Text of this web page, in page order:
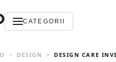
CATEGORII
DESIGN DESIGN CARE